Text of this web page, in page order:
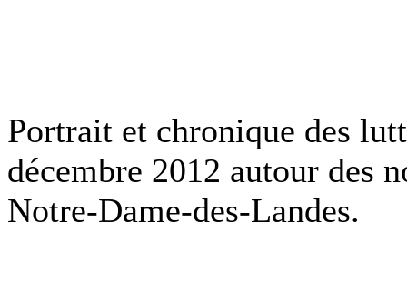
Portrait et chronique des
décembre 2012 autour des
Notre-Dame-des-Landes.